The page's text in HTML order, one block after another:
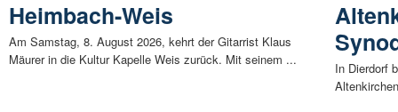
Heimbach-Weis
Am Samstag, 8. August 2026, kehrt der Gitarrist Klaus
Mäurer in die Kultur Kapelle Weis zurück. Mit seinem ...
In Dierdorf